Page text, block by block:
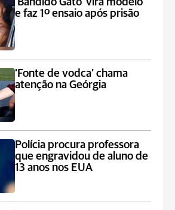
e faz 1º ensaio após prisão
‘Fonte de vodca’ chama
atenção na Geórgia
Polícia procura professora
que engravidou de aluno de
13 anos nos EUA